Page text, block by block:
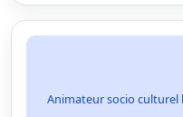
Animateur socio culturel